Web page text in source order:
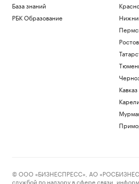
База знаний
РБК Образование
Кавказ
© ООО «БИЗНЕСПРЕСС», АО
службой по надзору в сфере связи,